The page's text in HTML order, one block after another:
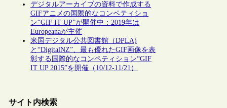
デジタルアーカイブの資料で作成する
GIFアニメの国際的なコンペティショ
ン“GIF IT UP”が開催中：2019年は
Europeanaが主催
米国デジタル公共図書館（DPLA)
と“DigitalNZ”、最も優れたGIF画像を表
彰する国際的なコンペティション“GIF
IT UP 2015”を開催（10/12-11/21）
サイト内検索